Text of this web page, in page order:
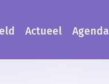
Actueel Agenda